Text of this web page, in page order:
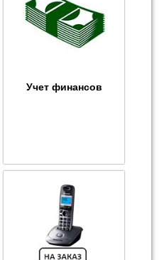
Учет финансов